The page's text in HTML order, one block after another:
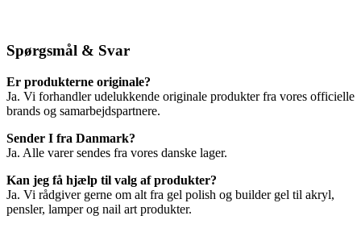
Spørgsmål & Svar
Er produkterne originale?
Ja. Vi forhandler udelukkende originale produkter fra vores officielle
brands og samarbejdspartnere.
Sender I fra Danmark?
Ja. Alle varer sendes fra vores danske lager.
Kan jeg få hjælp til valg af produkter?
Ja. Vi rådgiver gerne om alt fra gel polish og builder gel til akryl,
pensler, lamper og nail art produkter.